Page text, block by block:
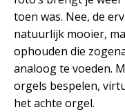
toen was. Nee, de
natuurlijk mooier,
ophouden die
analoog te voeden.
orgels bespelen,
het achte orgel.